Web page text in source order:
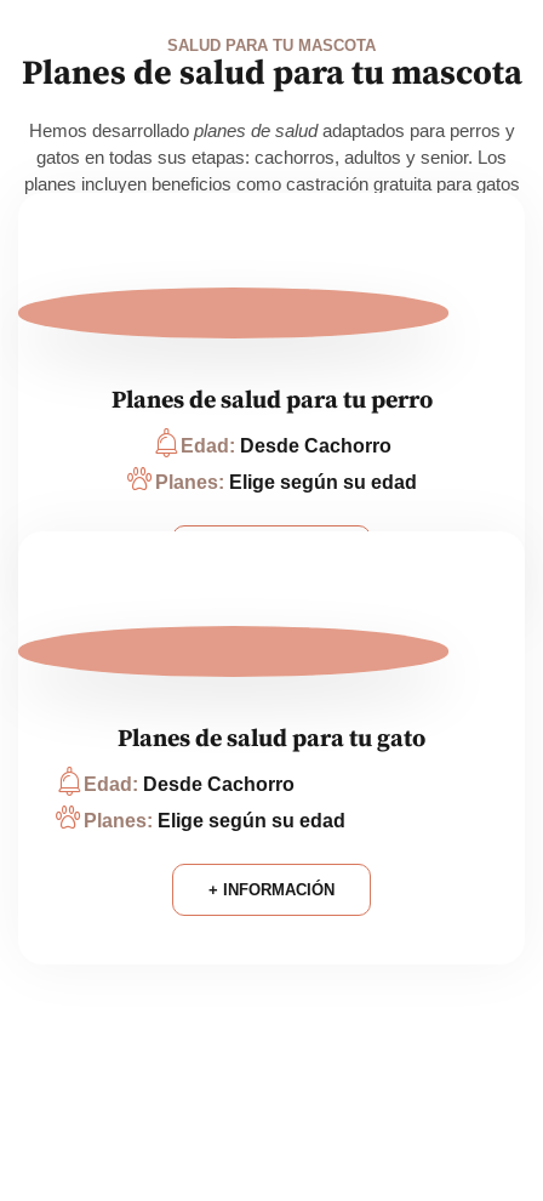
SALUD PARA TU MASCOTA
Planes de salud para tu mascota
Hemos desarrollado planes de saludadaptados para perros y
gatos en todas sus etapas: cachorros, adultos y senior. Los
planes incluyen beneficios como castración gratuita para gatos
Planes de salud para tu perro
Edad: Desde Cachorro
Planes: Elige según su edad
Planes de salud para tu gato
Edad: Desde Cachorro
Planes: Elige según su edad
+ INFORMACIÓN